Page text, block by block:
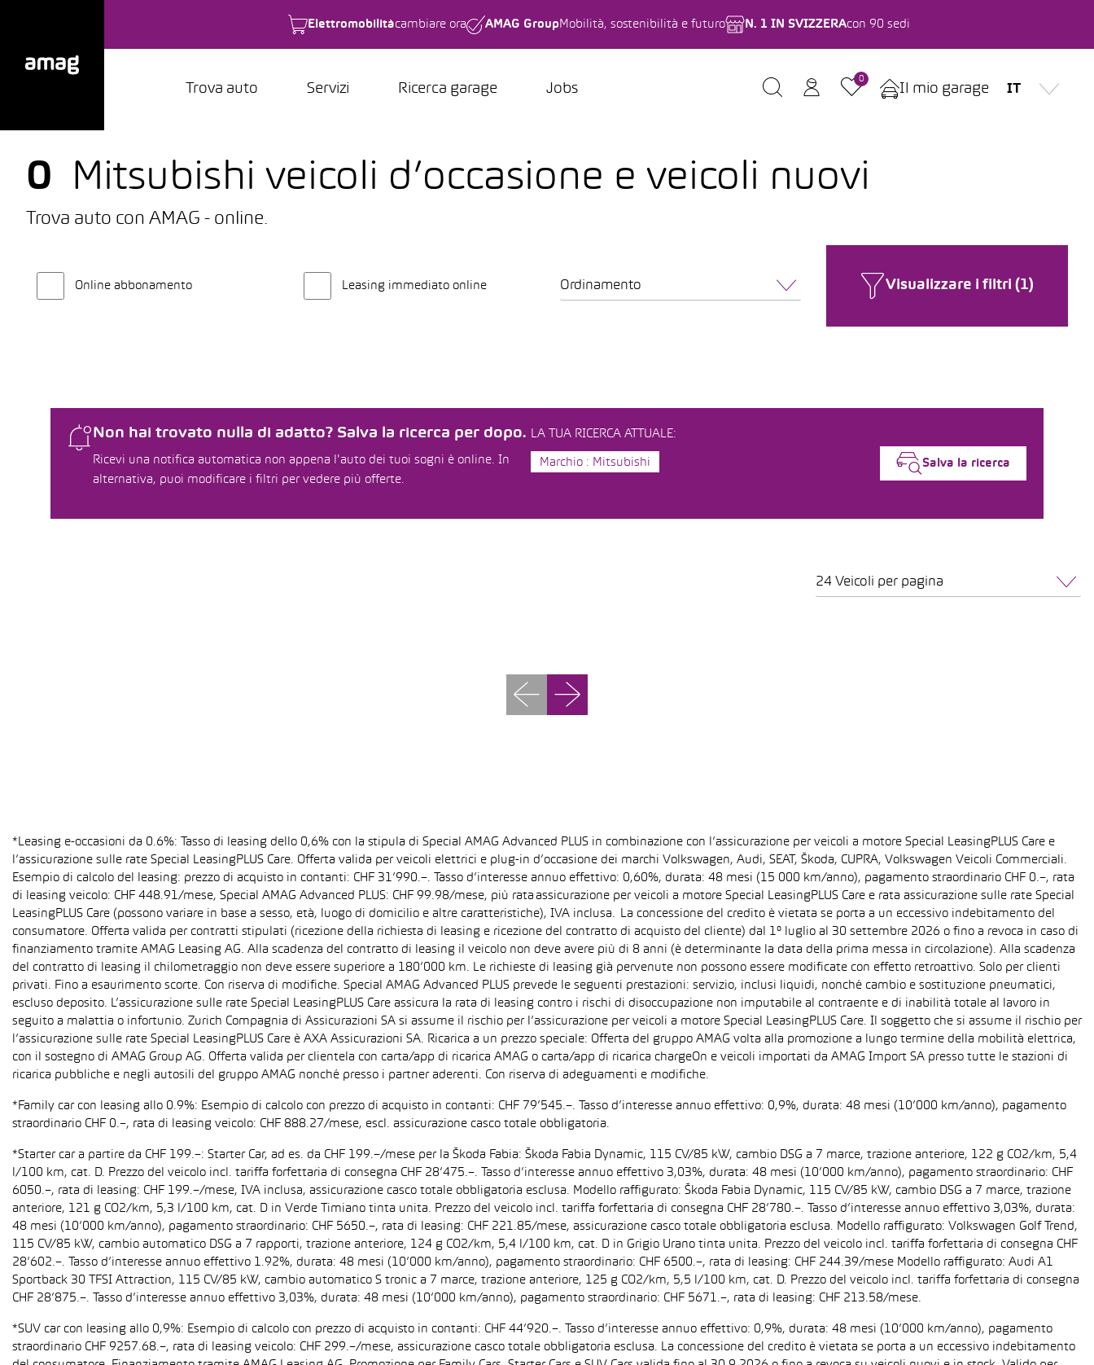
Elettromobilitàcambiare ora AMAG Group Mobilità, sostenibilità e futuro N. 1 IN SVIZZERAcon 90 sedi
Trova auto Servizi Ricerca garage Jobs
0
Il mio garage IT
0 Mitsubishi veicoli d’occasione e veicoli nuovi
Trova auto con AMAG - online.
Online abbonamento Leasing immediato online Ordinamento Visualizzare i filtri (1)
Non hai trovato nulla di adatto? Salva la ricerca per dopo.
Ricevi una notifica automatica non appena l'auto dei tuoi sogni è online. In
alternativa, puoi modificare i filtri per vedere più offerte.
LA TUA RICERCA ATTUALE:
Marchio : Mitsubishi Salva la ricerca
24 Veicoli per pagina
*Leasing e-occasioni da 0.6%: Tasso di leasing dello 0,6% con la stipula di Special AMAG Advanced PLUS in combinazione con l’assicurazione per veicoli a motore Special LeasingPLUS Care e
l’assicurazione sulle rate Special LeasingPLUS Care. Offerta valida per veicoli elettrici e plug-in d’occasione dei marchi Volkswagen, Audi, SEAT, Škoda, CUPRA, Volkswagen Veicoli Commerciali.
Esempio di calcolo del leasing: prezzo di acquisto in contanti: CHF 31’990.–. Tasso d’interesse annuo effettivo: 0,60%, durata: 48 mesi (15 000 km/anno), pagamento straordinario CHF 0.–, rata
di leasing veicolo: CHF 448.91/mese, Special AMAG Advanced PLUS: CHF 99.98/mese, più rata assicurazione per veicoli a motore Special LeasingPLUS Care e rata assicurazione sulle rate Special
LeasingPLUS Care (possono variare in base a sesso, età, luogo di domicilio e altre caratteristiche), IVA inclusa. La concessione del credito è vietata se porta a un eccessivo indebitamento del
consumatore. Offerta valida per contratti stipulati (ricezione della richiesta di leasing e ricezione del contratto di acquisto del cliente) dal 1° luglio al 30 settembre 2026 o fino a revoca in caso di
finanziamento tramite AMAG Leasing AG. Alla scadenza del contratto di leasing il veicolo non deve avere più di 8 anni (è determinante la data della prima messa in circolazione). Alla scadenza
del contratto di leasing il chilometraggio non deve essere superiore a 180’000 km. Le richieste di leasing già pervenute non possono essere modificate con effetto retroattivo. Solo per clienti
privati. Fino a esaurimento scorte. Con riserva di modifiche. Special AMAG Advanced PLUS prevede le seguenti prestazioni: servizio, inclusi liquidi, nonché cambio e sostituzione pneumatici,
escluso deposito. L’assicurazione sulle rate Special LeasingPLUS Care assicura la rata di leasing contro i rischi di disoccupazione non imputabile al contraente e di inabilità totale al lavoro in
seguito a malattia o infortunio. Zurich Compagnia di Assicurazioni SA si assume il rischio per l’assicurazione per veicoli a motore Special LeasingPLUS Care. Il soggetto che si assume il rischio per
l’assicurazione sulle rate Special LeasingPLUS Care è AXA Assicurazioni SA. Ricarica a un prezzo speciale: Offerta del gruppo AMAG volta alla promozione a lungo termine della mobilità elettrica,
con il sostegno di AMAG Group AG. Offerta valida per clientela con carta/app di ricarica AMAG o carta/app di ricarica chargeOn e veicoli importati da AMAG Import SA presso tutte le stazioni di
ricarica pubbliche e negli autosili del gruppo AMAG nonché presso i partner aderenti. Con riserva di adeguamenti e modifiche.
*Family car con leasing allo 0.9%: Esempio di calcolo con prezzo di acquisto in contanti: CHF 79’545.–. Tasso d’interesse annuo effettivo: 0,9%, durata: 48 mesi (10’000 km/anno), pagamento
straordinario CHF 0.–, rata di leasing veicolo: CHF 888.27/mese, escl. assicurazione casco totale obbligatoria.
*Starter car a partire da CHF 199.–: Starter Car, ad es. da CHF 199.–/mese per la Škoda Fabia: Škoda Fabia Dynamic, 115 CV/85 kW, cambio DSG a 7 marce, trazione anteriore, 122 g CO2/km, 5,4
l/100 km, cat. D. Prezzo del veicolo incl. tariffa forfettaria di consegna CHF 28’475.–. Tasso d’interesse annuo effettivo 3,03%, durata: 48 mesi (10’000 km/anno), pagamento straordinario: CHF
6050.–, rata di leasing: CHF 199.–/mese, IVA inclusa, assicurazione casco totale obbligatoria esclusa. Modello raffigurato: Škoda Fabia Dynamic, 115 CV/85 kW, cambio DSG a 7 marce, trazione
anteriore, 121 g CO2/km, 5,3 l/100 km, cat. D in Verde Timiano tinta unita. Prezzo del veicolo incl. tariffa forfettaria di consegna CHF 28’780.–. Tasso d’interesse annuo effettivo 3,03%, durata:
48 mesi (10’000 km/anno), pagamento straordinario: CHF 5650.–, rata di leasing: CHF 221.85/mese, assicurazione casco totale obbligatoria esclusa. Modello raffigurato: Volkswagen Golf Trend,
115 CV/85 kW, cambio automatico DSG a 7 rapporti, trazione anteriore, 124 g CO2/km, 5,4 l/100 km, cat. D in Grigio Urano tinta unita. Prezzo del veicolo incl. tariffa forfettaria di consegna CHF
28’602.–. Tasso d’interesse annuo effettivo 1.92%, durata: 48 mesi (10’000 km/anno), pagamento straordinario: CHF 6500.–, rata di leasing: CHF 244.39/mese Modello raffigurato: Audi A1
Sportback 30 TFSI Attraction, 115 CV/85 kW, cambio automatico S tronic a 7 marce, trazione anteriore, 125 g CO2/km, 5,5 l/100 km, cat. D. Prezzo del veicolo incl. tariffa forfettaria di consegna
CHF 28’875.–. Tasso d’interesse annuo effettivo 3,03%, durata: 48 mesi (10’000 km/anno), pagamento straordinario: CHF 5671.–, rata di leasing: CHF 213.58/mese.
*SUV car con leasing allo 0,9%: Esempio di calcolo con prezzo di acquisto in contanti: CHF 44’920.–. Tasso d’interesse annuo effettivo: 0,9%, durata: 48 mesi (10’000 km/anno), pagamento
straordinario CHF 9257.68.–, rata di leasing veicolo: CHF 299.–/mese, assicurazione casco totale obbligatoria esclusa. La concessione del credito è vietata se porta a un eccessivo indebitamento